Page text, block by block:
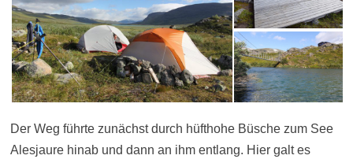
Der Weg führte zunächst durch hüfthohe Büsche zum See
Alesjaure hinab und dann an ihm entlang. Hier galt es